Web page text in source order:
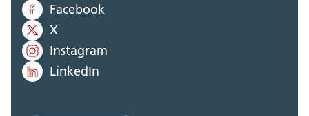
Facebook
X
Instagram
LinkedIn